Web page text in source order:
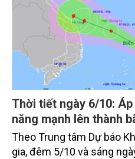
Thời tiết ngày 6/10:
năng mạnh lên thành
Theo Trung tâm Dự báo
gia, đêm 5/10 và sáng